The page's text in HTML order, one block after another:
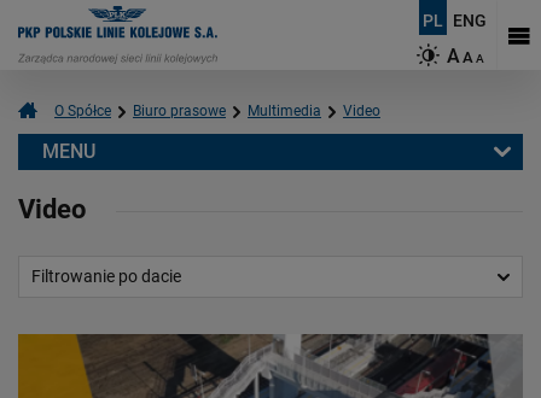
PL ENG
AAA
O Spółce Biuro prasowe Multimedia Video
Video
Filtrowanie po dacie
MENU
Aktualności
Multimedia
Video